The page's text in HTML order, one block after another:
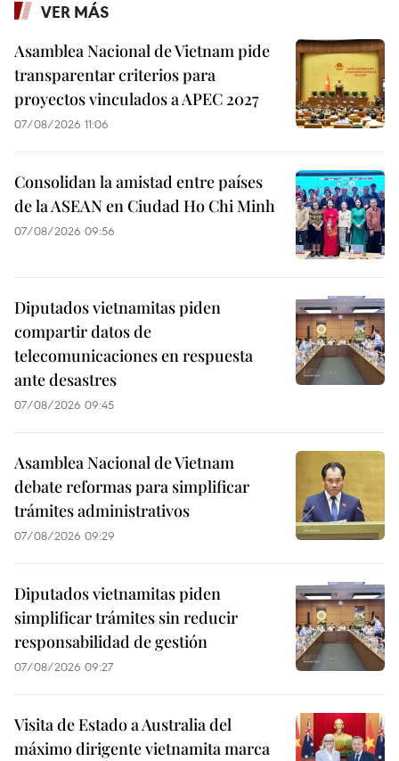
VER MÁS
Asamblea Nacional de Vietnam pide
transparentar criterios para
proyectos vinculados a APEC 2027
07/08/2026 11:06
Consolidan la amistad entre países
de la ASEAN en Ciudad Ho Chi Minh
07/08/2026 09:56
Diputados vietnamitas piden
compartir datos de
telecomunicaciones en respuesta
ante desastres
07/08/2026 09:45
Asamblea Nacional de Vietnam
debate reformas para simplificar
trámites administrativos
07/08/2026 09:29
Diputados vietnamitas piden
simplificar trámites sin reducir
responsabilidad de gestión
07/08/2026 09:27
Visita de Estado a Australia del
máximo dirigente vietnamita marca